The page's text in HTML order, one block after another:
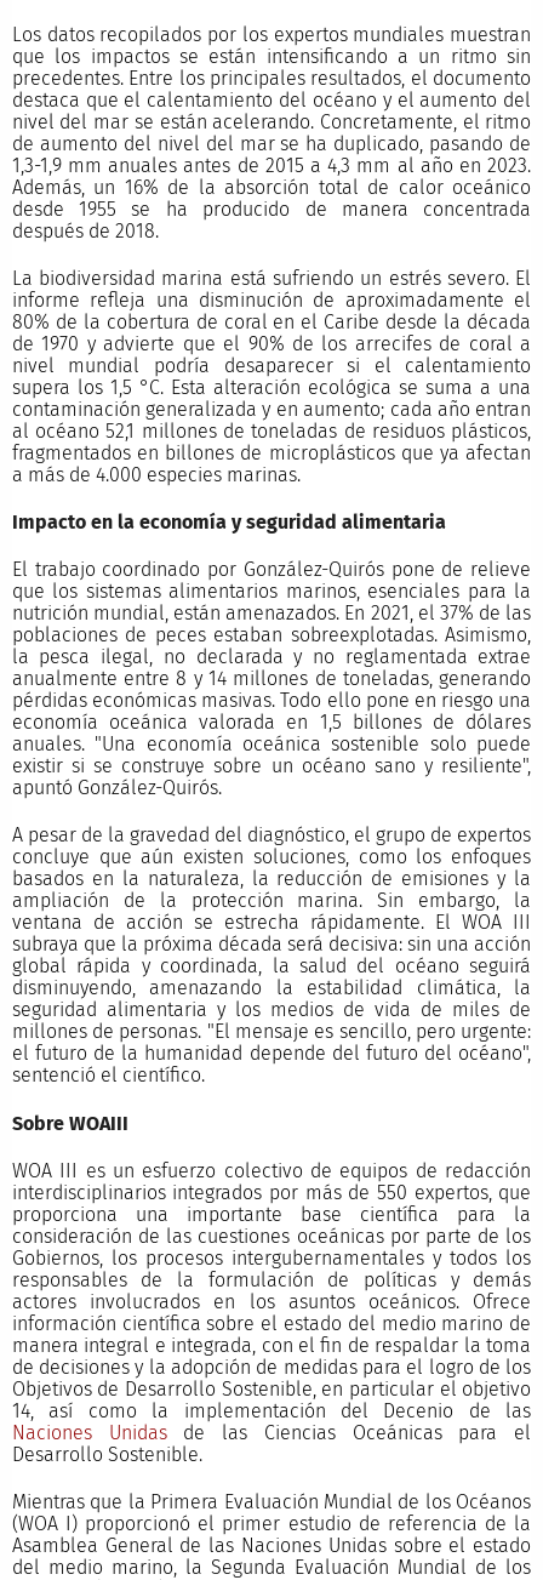
Los datos recopilados por los expertos mundiales muestran
que los impactos se están intensificando a un ritmo sin
precedentes. Entre los principales resultados, el documento
destaca que el calentamiento del océano y el aumento del
nivel del mar se están acelerando. Concretamente, el ritmo
de aumento del nivel del mar se ha duplicado, pasando de
1,3-1,9 mm anuales antes de 2015 a 4,3 mm al año en 2023.
Además, un 16% de la absorción total de calor oceánico
desde 1955 se ha producido de manera concentrada
después de 2018.
La biodiversidad marina está sufriendo un estrés severo. El
informe refleja una disminución de aproximadamente el
80% de la cobertura de coral en el Caribe desde la década
de 1970 y advierte que el 90% de los arrecifes de coral a
nivel mundial podría desaparecer si el calentamiento
supera los 1,5 °C. Esta alteración ecológica se suma a una
contaminación generalizada y en aumento; cada año entran
al océano 52,1 millones de toneladas de residuos plásticos,
fragmentados en billones de microplásticos que ya afectan
a más de 4.000 especies marinas.
Impacto en la economía y seguridad alimentaria
El trabajo coordinado por González-Quirós pone de relieve
que los sistemas alimentarios marinos, esenciales para la
nutrición mundial, están amenazados. En 2021, el 37% de las
poblaciones de peces estaban sobreexplotadas. Asimismo,
la pesca ilegal, no declarada y no reglamentada extrae
anualmente entre 8 y 14 millones de toneladas, generando
pérdidas económicas masivas. Todo ello pone en riesgo una
economía oceánica valorada en 1,5 billones de dólares
anuales. "Una economía oceánica sostenible solo puede
existir si se construye sobre un océano sano y resiliente",
apuntó González-Quirós.
A pesar de la gravedad del diagnóstico, el grupo de expertos
concluye que aún existen soluciones, como los enfoques
basados en la naturaleza, la reducción de emisiones y la
ampliación de la protección marina. Sin embargo, la
ventana de acción se estrecha rápidamente. El WOA III
subraya que la próxima década será decisiva: sin una acción
global rápida y coordinada, la salud del océano seguirá
disminuyendo, amenazando la estabilidad climática, la
seguridad alimentaria y los medios de vida de miles de
millones de personas. "El mensaje es sencillo, pero urgente:
el futuro de la humanidad depende del futuro del océano",
sentenció el científico.
Sobre WOAIII
WOA III es un esfuerzo colectivo de equipos de redacción
interdisciplinarios integrados por más de 550 expertos, que
proporciona una importante base científica para la
consideración de las cuestiones oceánicas por parte de los
Gobiernos, los procesos intergubernamentales y todos los
responsables de la formulación de políticas y demás
actores involucrados en los asuntos oceánicos. Ofrece
información científica sobre el estado del medio marino de
manera integral e integrada, con el fin de respaldar la toma
de decisiones y la adopción de medidas para el logro de los
Objetivos de Desarrollo Sostenible, en particular el objetivo
14, así como la implementación del Decenio de las
Naciones Unidasde las Ciencias Oceánicas para el
Desarrollo Sostenible.
Mientras que la Primera Evaluación Mundial de los Océanos
(WOA I) proporcionó el primer estudio de referencia de la
Asamblea General de las Naciones Unidas sobre el estado
del medio marino, la Segunda Evaluación Mundial de los